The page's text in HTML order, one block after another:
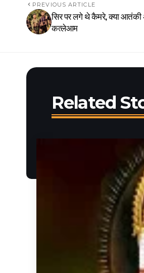
PREVIOUS ARTICLE
सिर पर लगे थे कैमरे, क्या
कत्लेआम
Related